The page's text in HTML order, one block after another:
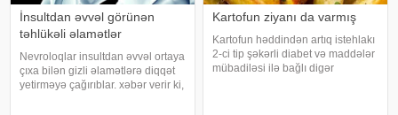
İnsultdan əvvəl görünən
təhlükəli əlamətlər
Nevroloqlar insultdan əvvəl ortaya
çıxa bilən gizli əlamətlərə diqqət
yetirməyə çağırıblar. xəbər verir ki,
Kartofun ziyanı da varmış
Kartofun həddindən artıq istehlakı
2-ci tip şəkərli diabet və maddələr
mübadiləsi ilə bağlı digər